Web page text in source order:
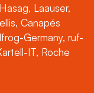
Laauser,
Canapés
Germany, ruf-
IT, Roche